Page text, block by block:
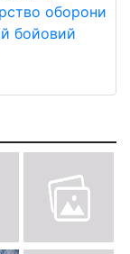
оборони
бойовий